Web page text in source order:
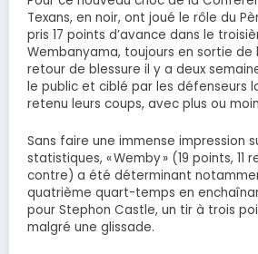
Texans, en noir, ont joué le rôle du
pris 17 points d’avance dans le
Wembanyama, toujours en sortie de
retour de blessure il y a deux
le public et ciblé par les défenseurs
retenu leurs coups, avec plus ou
Sans faire une immense impression
statistiques, « Wemby » (19 points, 11
contre) a été déterminant
quatrième quart-temps en
pour Stephon Castle, un tir à trois
malgré une glissade.